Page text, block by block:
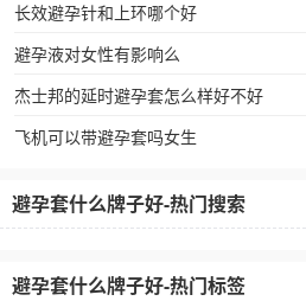
长效避孕针和上环哪个好
避孕液对女性有影响么
杰士邦的延时避孕套怎么样好不好
飞机可以带避孕套吗女生
避孕套什么牌子好-热门搜索
避孕套什么牌子好-热门标签